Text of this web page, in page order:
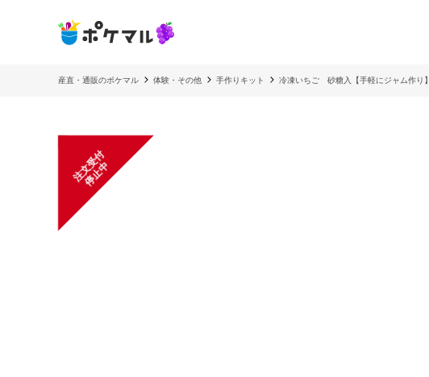
産直・通販のポケマル 体験・その他 手作りキット 冷凍いちご 砂糖入【手軽にジャム作り】
注
文
受
付
停
止
中